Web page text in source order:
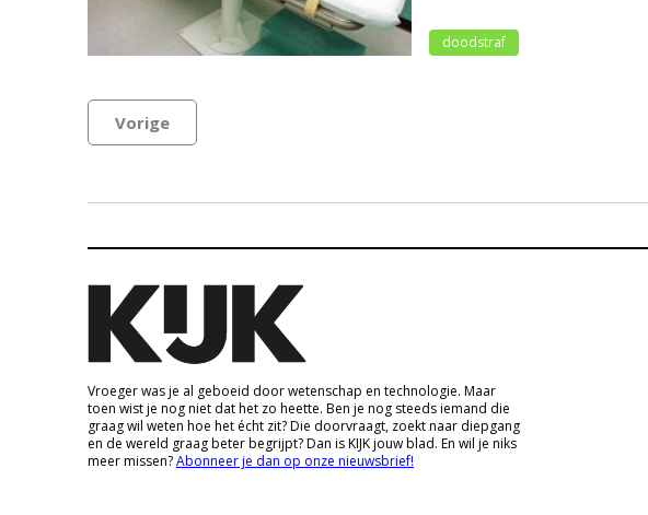
doodstraf
Vorige
Vroeger was je al geboeid door wetenschap en technologie. Maar
toen wist je nog niet dat het zo heette. Ben je nog steeds iemand die
graag wil weten hoe het écht zit? Die doorvraagt, zoekt naar diepgang
en de wereld graag beter begrijpt? Dan is KIJK jouw blad. En wil je niks
meer missen?Abonneer je dan op onze nieuwsbrief!